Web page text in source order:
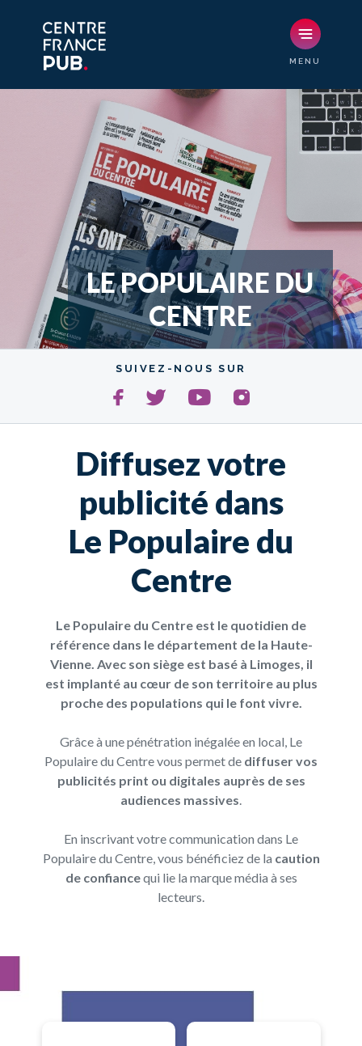
LE POPULAIRE DU
CENTRE
SUIVEZ-NOUS SUR
Diffusez votre
publicité dans
Le Populaire du
Centre
Le Populaire du Centre est le quotidien de
référence dans le département de la Haute-
Vienne. Avec son siège est basé à Limoges, il
est implanté au cœur de son territoire au plus
proche des populations qui le font vivre.
Grâce à une pénétration inégalée en local, Le
Populaire du Centre vous permet de diffuser vos
publicités print ou digitales auprès de ses
audiences massives.
En inscrivant votre communication dans Le
Populaire du Centre, vous bénéficiez de la caution
de confiancequi lie la marque média à ses
lecteurs.